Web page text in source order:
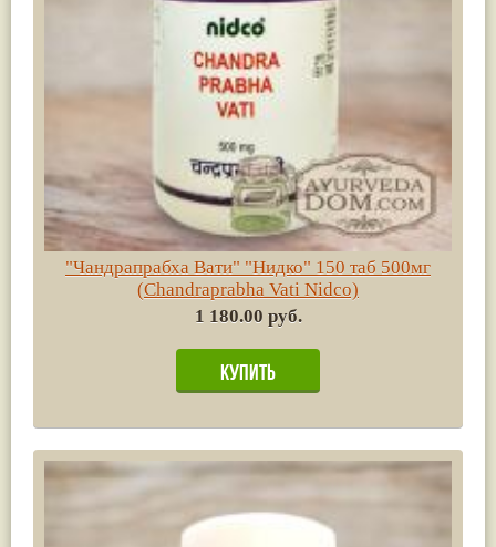
"Чандрапрабха Вати" "Нидко" 150 таб 500мг
(Chandraprabha Vati Nidco)
1 180.00 руб.